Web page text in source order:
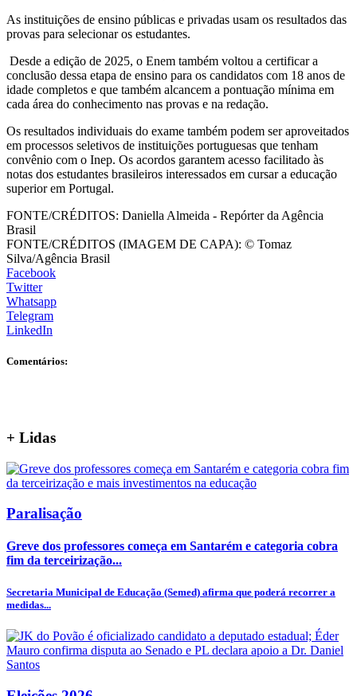
As instituições de ensino públicas e privadas usam os resultados das
provas para selecionar os estudantes.
Desde a edição de 2025, o Enem também voltou a certificar a
conclusão dessa etapa de ensino para os candidatos com 18 anos de
idade completos e que também alcancem a pontuação mínima em
cada área do conhecimento nas provas e na redação.
Os resultados individuais do exame também podem ser aproveitados
em processos seletivos de instituições portuguesas que tenham
convênio com o Inep. Os acordos garantem acesso facilitado às
notas dos estudantes brasileiros interessados em cursar a educação
superior em Portugal.
FONTE/CRÉDITOS: Daniella Almeida - Repórter da Agência
Brasil
FONTE/CRÉDITOS (IMAGEM DE CAPA): © Tomaz
Silva/Agência Brasil
Facebook
Twitter
Whatsapp
Telegram
LinkedIn
Comentários:
+ Lidas
Paralisação
Greve dos professores começa em Santarém e categoria cobra
fim da terceirização...
Secretaria Municipal de Educação (Semed) afirma que poderá recorrer a
medidas...